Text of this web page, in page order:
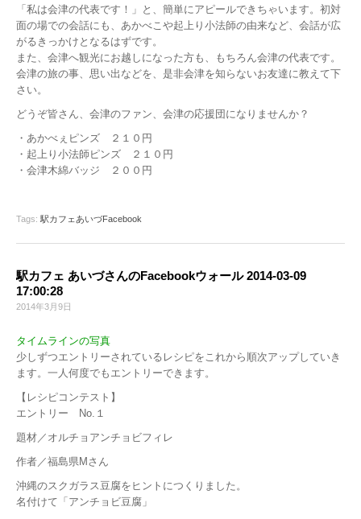
「私は会津の代表です！」と、簡単にアピールできちゃいます。初対
面の場での会話にも、あかべこや起上り小法師の由来など、会話が広
がるきっかけとなるはずです。
また、会津へ観光にお越しになった方も、もちろん会津の代表です。
会津の旅の事、思い出などを、是非会津を知らないお友達に教えて下
さい。
どうぞ皆さん、会津のファン、会津の応援団になりませんか？
・あかべぇピンズ ２１０円
・起上り小法師ピンズ ２１０円
・会津木綿バッジ ２００円
Tags: 駅カフェあいづFacebook
駅カフェ あいづさんのFacebookウォール 2014-03-09
17:00:28
2014年3月9日
タイムラインの写真
少しずつエントリーされているレシピをこれから順次アップしていき
ます。一人何度でもエントリーできます。
【レシピコンテスト】
エントリー No.１
題材／オルチョアンチョビフィレ
作者／福島県Mさん
沖縄のスクガラス豆腐をヒントにつくりました。
名付けて「アンチョビ豆腐」